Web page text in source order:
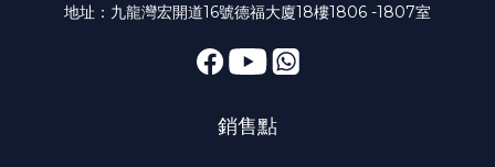
地址：九龍灣宏開道16號德福大廈18樓1806 -1807室
銷售點